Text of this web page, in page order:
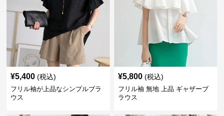
¥5,400 (税込)
フリル袖が上品なシンプルブラ
ウス
¥5,800 (税込)
フリル袖 無地 上品 ギャザーブ
ラウス